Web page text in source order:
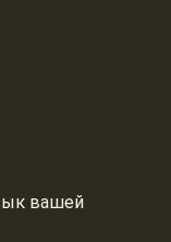
вашей